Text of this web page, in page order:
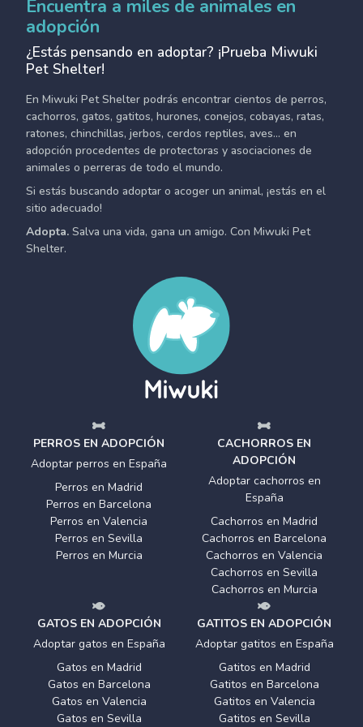
Encuentra a miles de animales en
adopción
¿Estás pensando en adoptar? ¡Prueba Miwuki
Pet Shelter!
En Miwuki Pet Shelter podrás encontrar cientos de perros,
cachorros, gatos, gatitos, hurones, conejos, cobayas, ratas,
ratones, chinchillas, jerbos, cerdos reptiles, aves... en
adopción procedentes de protectoras y asociaciones de
animales o perreras de todo el mundo.
Si estás buscando adoptar o acoger un animal, ¡estás en el
sitio adecuado!
Adopta. Salva una vida, gana un amigo. Con Miwuki Pet
Shelter.
PERROS EN ADOPCIÓN
Adoptar perros en España
Perros en Madrid
Perros en Barcelona
Perros en Valencia
Perros en Sevilla
Perros en Murcia
CACHORROS EN
ADOPCIÓN
Adoptar cachorros en
España
Cachorros en Madrid
Cachorros en Barcelona
Cachorros en Valencia
Cachorros en Sevilla
Cachorros en Murcia
GATOS EN ADOPCIÓN
Adoptar gatos en España
Gatos en Madrid
Gatos en Barcelona
Gatos en Valencia
Gatos en Sevilla
GATITOS EN ADOPCIÓN
Adoptar gatitos en España
Gatitos en Madrid
Gatitos en Barcelona
Gatitos en Valencia
Gatitos en Sevilla